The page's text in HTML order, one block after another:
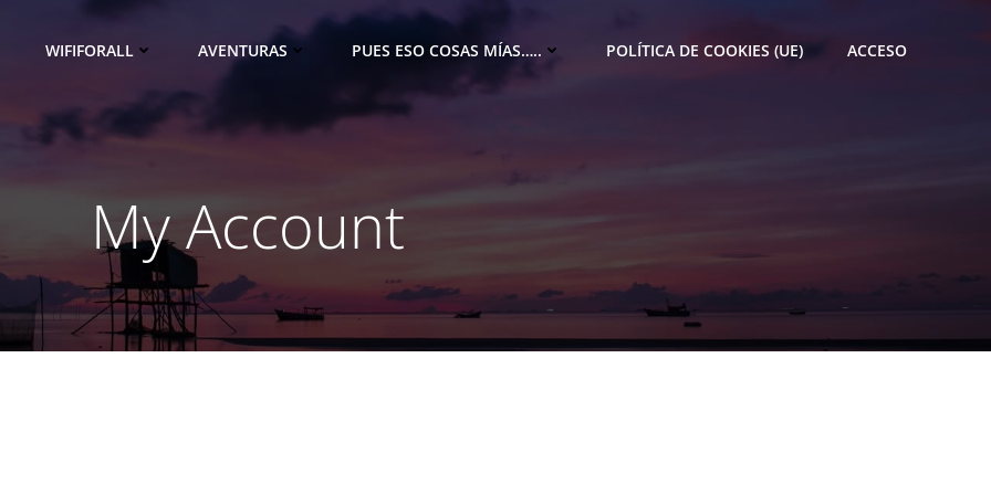
WIFIFORALL AVENTURAS PUES ESO COSAS MÍAS….. POLÍTICA DE COOKIES (UE) ACCESO
My Account